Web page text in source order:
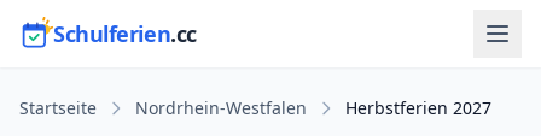
Schulferien.cc
Startseite Nordrhein-Westfalen Herbstferien 2027